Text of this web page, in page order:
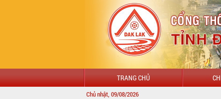
TRANG CHỦ
Chủ nhật, 09/08/2026